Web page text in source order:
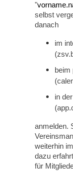
"
selbst
danach
im
beim
in
anmelden.
weiterhin
dazu
für